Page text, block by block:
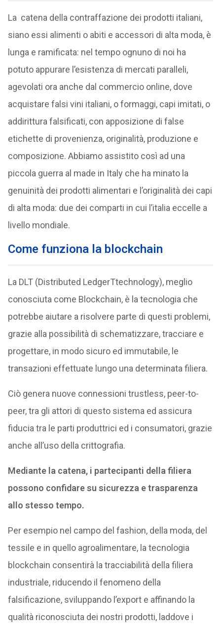
La catena della contraffazione dei prodotti italiani,
siano essi alimenti o abiti e accessori di alta moda, è
lunga e ramificata: nel tempo ognuno di noi ha
potuto appurare l’esistenza di mercati paralleli,
agevolati ora anche dal commercio online, dove
acquistare falsi vini italiani, o formaggi, capi imitati, o
addirittura falsificati, con apposizione di false
etichette di provenienza, originalità, produzione e
composizione. Abbiamo assistito così ad una
piccola guerra al made in Italy che ha minato la
genuinità dei prodotti alimentari e l’originalità dei capi
di alta moda: due dei comparti in cui l’italia eccelle a
livello mondiale.
Come funziona la blockchain
La DLT (Distributed LedgerTtechnology), meglio
conosciuta come Blockchain, è la tecnologia che
potrebbe aiutare a risolvere parte di questi problemi,
grazie alla possibilità di schematizzare, tracciare e
progettare, in modo sicuro ed immutabile, le
transazioni effettuate lungo una determinata filiera.
Ciò genera nuove connessioni trustless, peer-to-
peer, tra gli attori di questo sistema ed assicura
fiducia tra le parti produttrici ed i consumatori, grazie
anche all’uso della crittografia.
Mediante la catena, i partecipanti della filiera
possono confidare su sicurezza e trasparenza
allo stesso tempo.
Per esempio nel campo del fashion, della moda, del
tessile e in quello agroalimentare, la tecnologia
blockchain consentirà la tracciabilità della filiera
industriale, riducendo il fenomeno della
falsificazione, sviluppando l’export e affinando la
qualità riconosciuta dei nostri prodotti, laddove i